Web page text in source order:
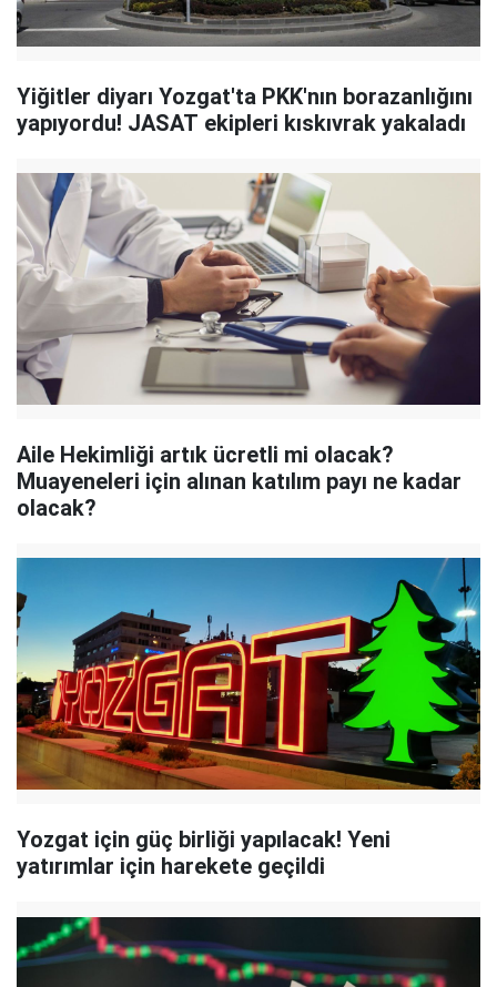
Yiğitler diyarı Yozgat'ta PKK'nın borazanlığını
yapıyordu! JASAT ekipleri kıskıvrak yakaladı
Aile Hekimliği artık ücretli mi olacak?
Muayeneleri için alınan katılım payı ne kadar
olacak?
Yozgat için güç birliği yapılacak! Yeni
yatırımlar için harekete geçildi